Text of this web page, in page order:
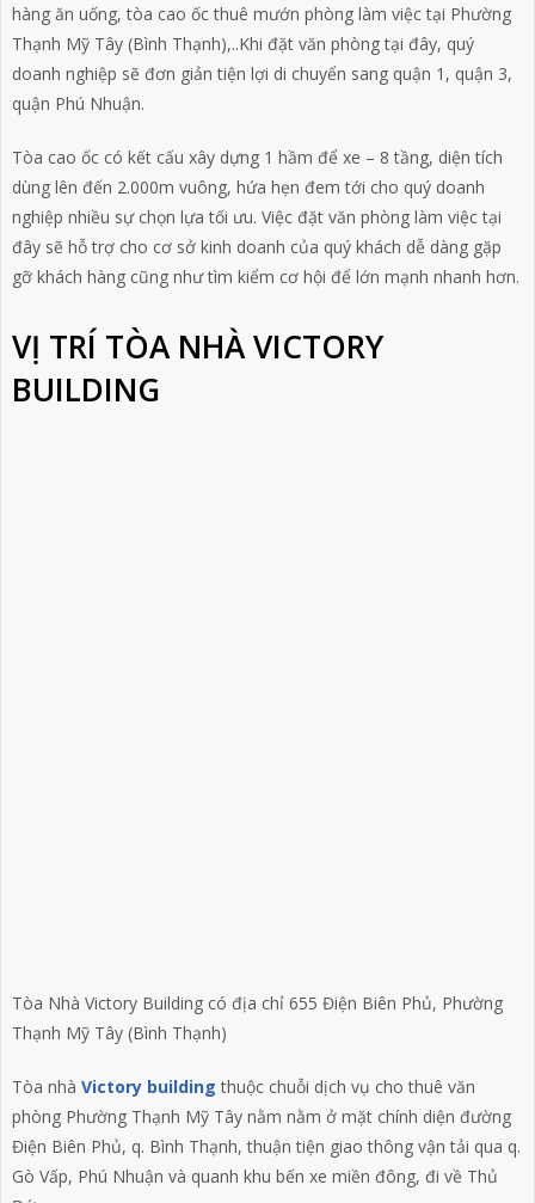
hàng ăn uống, tòa cao ốc thuê mướn phòng làm việc tại Phường
Thạnh Mỹ Tây (Bình Thạnh),..Khi đặt văn phòng tại đây, quý
doanh nghiệp sẽ đơn giản tiện lợi di chuyển sang quận 1, quận 3,
quận Phú Nhuận.
Tòa cao ốc có kết cấu xây dựng 1 hầm để xe – 8 tầng, diện tích
dùng lên đến 2.000m vuông, hứa hẹn đem tới cho quý doanh
nghiệp nhiều sự chọn lựa tối ưu. Việc đặt văn phòng làm việc tại
đây sẽ hỗ trợ cho cơ sở kinh doanh của quý khách dễ dàng gặp
gỡ khách hàng cũng như tìm kiểm cơ hội để lớn mạnh nhanh hơn.
VỊ TRÍ TÒA NHÀ VICTORY
BUILDING
Tòa Nhà Victory Building có địa chỉ 655 Điện Biên Phủ, Phường
Thạnh Mỹ Tây (Bình Thạnh)
Tòa nhà Victory building thuộc chuỗi dịch vụ cho thuê văn
phòng Phường Thạnh Mỹ Tây nằm nằm ở mặt chính diện đường
Điện Biên Phủ, q. Bình Thạnh, thuận tiện giao thông vận tải qua q.
Gò Vấp, Phú Nhuận và quanh khu bến xe miền đông, đi về Thủ